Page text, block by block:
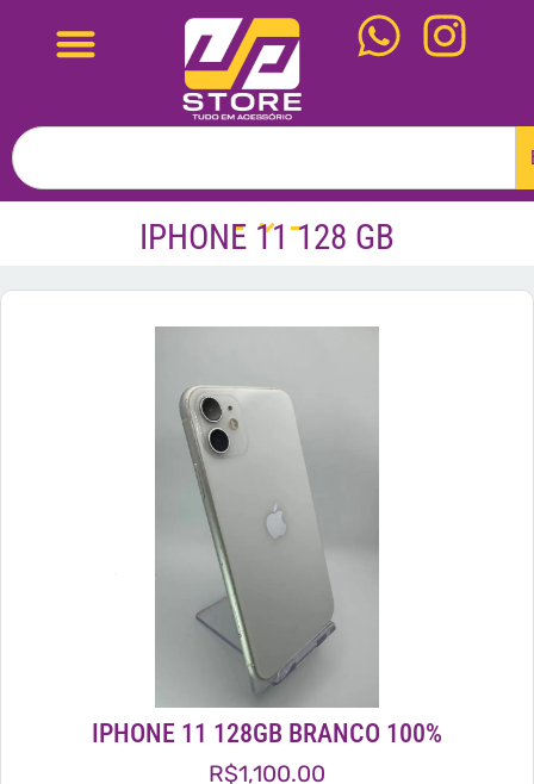
IPHONE 11 128 GB
IPHONE 11 128GB BRANCO 100%
R$1,100.00